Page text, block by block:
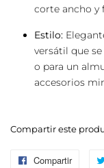
corte ancho y
Estilo:
versátil que
o para un
accesorios
Compartir este
Compartir